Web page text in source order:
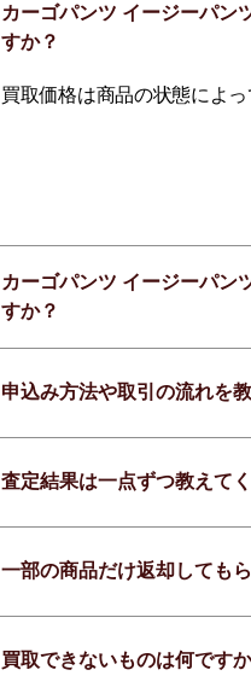
カーゴパンツ イージーパン
すか？
買取価格は商品の状態によ
カーゴパンツ イージーパン
すか？
申込み方法や取引の流れを
査定結果は一点ずつ教えて
一部の商品だけ返却しても
買取できないものは何です